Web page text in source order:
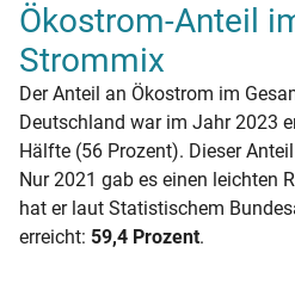
Ökostrom-Anteil
Strommix
Der Anteil an Ökostrom im
Deutschland war im Jahr 2023
Hälfte (56 Prozent). Dieser
Nur 2021 gab es einen leichten
hat er laut Statistischem
erreicht: 59,4 Prozent.